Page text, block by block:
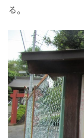
る。